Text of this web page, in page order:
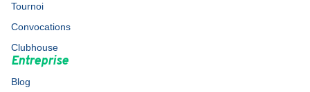
Tournoi
Convocations
Clubhouse
Entreprise
Blog